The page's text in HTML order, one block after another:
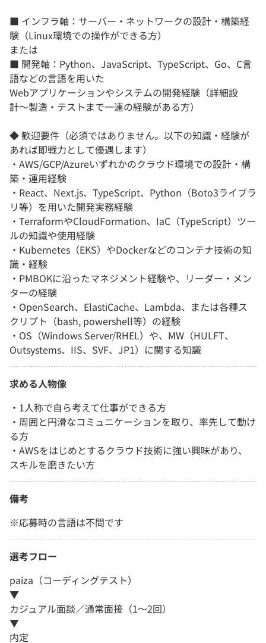
■ インフラ軸：サーバー・ネットワークの設計・構築経
験（Linux環境での操作ができる方）
または
■ 開発軸：Python、JavaScript、TypeScript、Go、C言
語などの言語を用いた
Webアプリケーションやシステムの開発経験（詳細設
計〜製造・テストまで一連の経験がある方）
◆ 歓迎要件（必須ではありません。以下の知識・経験が
あれば即戦力として優遇します）
・AWS/GCP/Azureいずれかのクラウド環境での設計・構
築・運用経験
・React、Next.js、TypeScript、Python（Boto3ライブラ
リ等）を用いた開発実務経験
・TerraformやCloudFormation、IaC（TypeScript）ツー
ルの知識や使用経験
・Kubernetes（EKS）やDockerなどのコンテナ技術の知
識・経験
・PMBOKに沿ったマネジメント経験や、リーダー・メン
ターの経験
・OpenSearch、ElastiCache、Lambda、または各種ス
クリプト（bash, powershell等）の経験
・OS（Windows Server/RHEL）や、MW（HULFT、
Outsystems、IIS、SVF、JP1）に関する知識
求める人物像
・1人称で自ら考えて仕事ができる方
・周囲と円滑なコミュニケーションを取り、率先して動け
る方
・AWSをはじめとするクラウド技術に強い興味があり、
スキルを磨きたい方
備考
※応募時の言語は不問です
選考フロー
paiza（コーディングテスト）
▼
カジュアル面談／通常面接（1～2回）
▼
内定